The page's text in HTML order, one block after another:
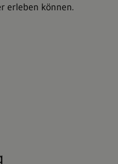
erleben können.